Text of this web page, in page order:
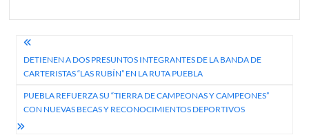
Navegación
de
entradas
DETIENEN A DOS PRESUNTOS INTEGRANTES DE LA BANDA DE
CARTERISTAS “LAS RUBÍN” EN LA RUTA PUEBLA
PUEBLA REFUERZA SU “TIERRA DE CAMPEONAS Y CAMPEONES”
CON NUEVAS BECAS Y RECONOCIMIENTOS DEPORTIVOS